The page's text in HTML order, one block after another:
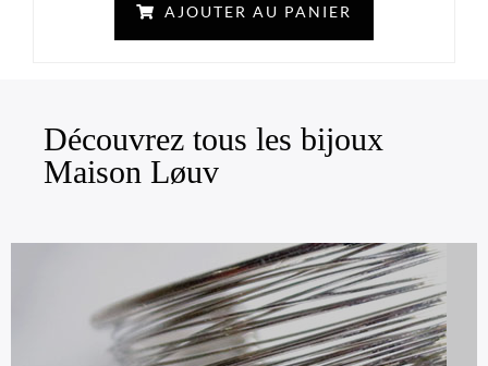
AJOUTER AU PANIER
Découvrez tous les bijoux
Maison Løuv